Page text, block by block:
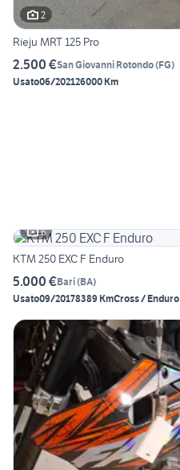
2
Rieju MRT 125 Pro
2.500 €San Giovanni Rotondo(FG)
Usato06/202126000 Km
6
KTM 250 EXC F Enduro
5.000 €Bari(BA)
Usato09/20178389 KmCross / Enduro